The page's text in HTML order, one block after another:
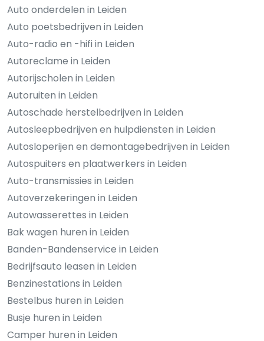
Auto onderdelen in Leiden
Auto poetsbedrijven in Leiden
Auto-radio en -hifi in Leiden
Autoreclame in Leiden
Autorijscholen in Leiden
Autoruiten in Leiden
Autoschade herstelbedrijven in Leiden
Autosleepbedrijven en hulpdiensten in Leiden
Autosloperijen en demontagebedrijven in Leiden
Autospuiters en plaatwerkers in Leiden
Auto-transmissies in Leiden
Autoverzekeringen in Leiden
Autowasserettes in Leiden
Bak wagen huren in Leiden
Banden-Bandenservice in Leiden
Bedrijfsauto leasen in Leiden
Benzinestations in Leiden
Bestelbus huren in Leiden
Busje huren in Leiden
Camper huren in Leiden